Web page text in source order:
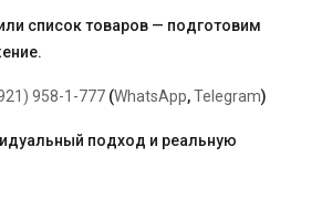
список товаров — подготовим
958-1-777 (WhatsApp,Telegram)
подход и реальную